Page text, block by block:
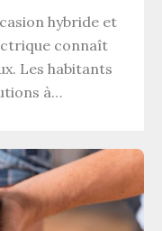
hybride et
connaît
Les habitants
à…